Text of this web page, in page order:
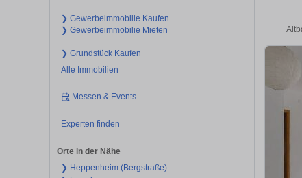
❯ Gewerbeimmobilie Kaufen
❯ Gewerbeimmobilie Mieten
❯ Grundstück Kaufen
Alle Immobilien
Messen & Events
Experten finden
Orte in der Nähe
❯ Heppenheim (Bergstraße)